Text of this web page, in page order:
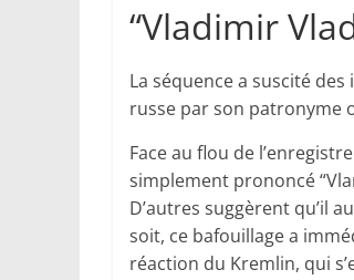
“Vladimir
La séquence a suscité
russe par son patronyme
Face au flou de
simplement prononcé
D’autres suggèrent qu’il
soit, ce bafouillage a
réaction du Kremlin, qui